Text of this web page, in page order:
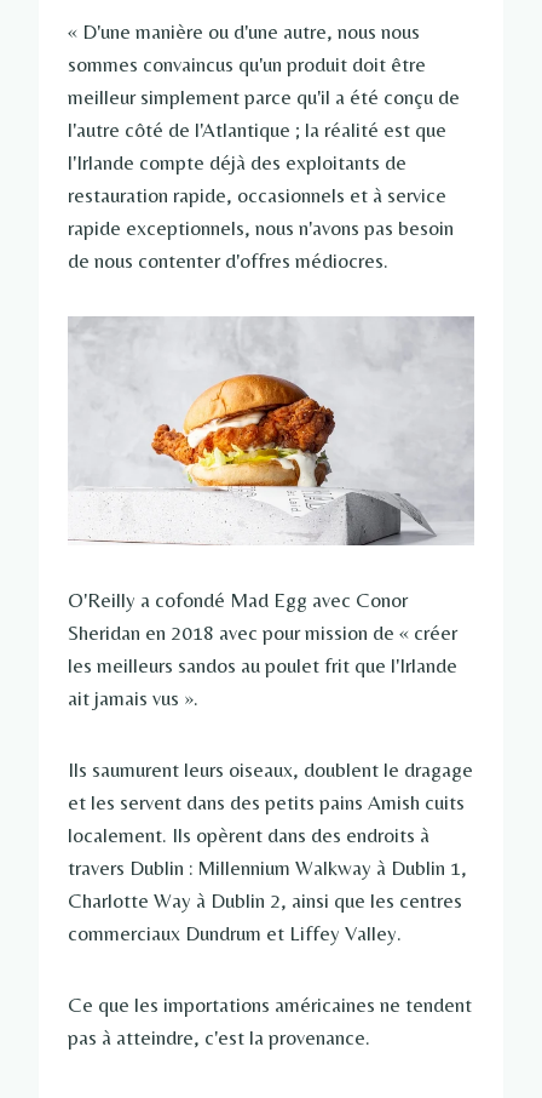
« D'une manière ou d'une autre, nous nous
sommes convaincus qu'un produit doit être
meilleur simplement parce qu'il a été conçu de
l'autre côté de l'Atlantique ; la réalité est que
l'Irlande compte déjà des exploitants de
restauration rapide, occasionnels et à service
rapide exceptionnels, nous n'avons pas besoin
de nous contenter d'offres médiocres.
O'Reilly a cofondé Mad Egg avec Conor
Sheridan en 2018 avec pour mission de « créer
les meilleurs sandos au poulet frit que l'Irlande
ait jamais vus ».
Ils saumurent leurs oiseaux, doublent le dragage
et les servent dans des petits pains Amish cuits
localement. Ils opèrent dans des endroits à
travers Dublin : Millennium Walkway à Dublin 1,
Charlotte Way à Dublin 2, ainsi que les centres
commerciaux Dundrum et Liffey Valley.
Ce que les importations américaines ne tendent
pas à atteindre, c'est la provenance.